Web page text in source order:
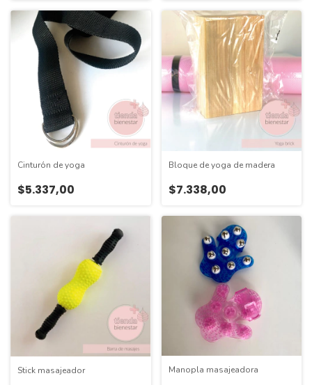
Cinturón de yoga
$5.337,00
Bloque de yoga de madera
$7.338,00
Stick masajeador Manopla masajeadora